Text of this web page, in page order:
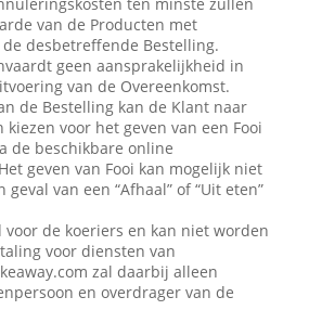
van de Producten met
desbetreffende Bestelling.
geen aansprakelijkheid in
van de Overeenkomst.
de Bestelling kan de Klant naar
voor het geven van een Fooi
de beschikbare online
geven van Fooi kan mogelijk niet
van een “Afhaal” of “Uit eten”
voor de koeriers en kan niet worden
voor diensten van
zal daarbij alleen
en overdrager van de